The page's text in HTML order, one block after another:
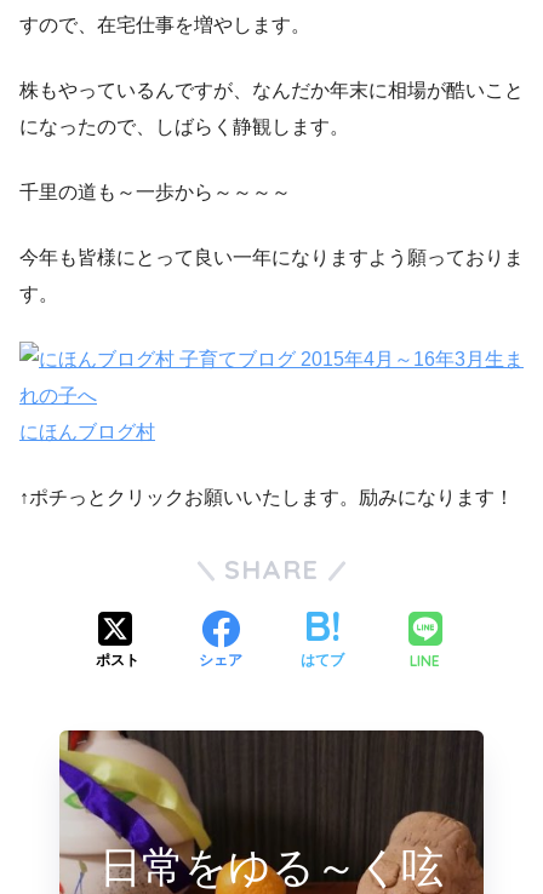
すので、在宅仕事を増やします。
株もやっているんですが、なんだか年末に相場が酷いこと
になったので、しばらく静観します。
千里の道も～一歩から～～～～
今年も皆様にとって良い一年になりますよう願っておりま
す。
にほんブログ村
↑ポチっとクリックお願いいたします。励みになります！
SHARE
ポスト シェア はてブ LINE
日常をゆる～く呟